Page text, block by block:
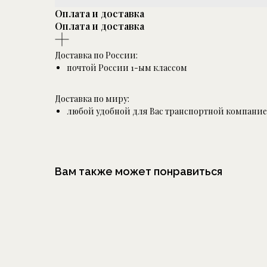
Оплата и доставка
Оплата и доставка
Доставка по России:
почтой России 1-ым классом
Доставка по миру:
любой удобной для Вас транспортной
Вам также может понравиться